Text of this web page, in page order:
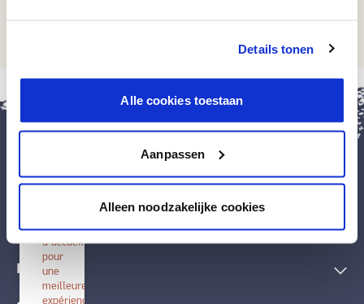
Details tonen
Alle cookies toestaan
Aanpassen
Alleen noodzakelijke cookies
Techniques décoratives
Inspiration
BOSS
application
écran
d'accueil
pour
une
meilleure
expérience.
fermer